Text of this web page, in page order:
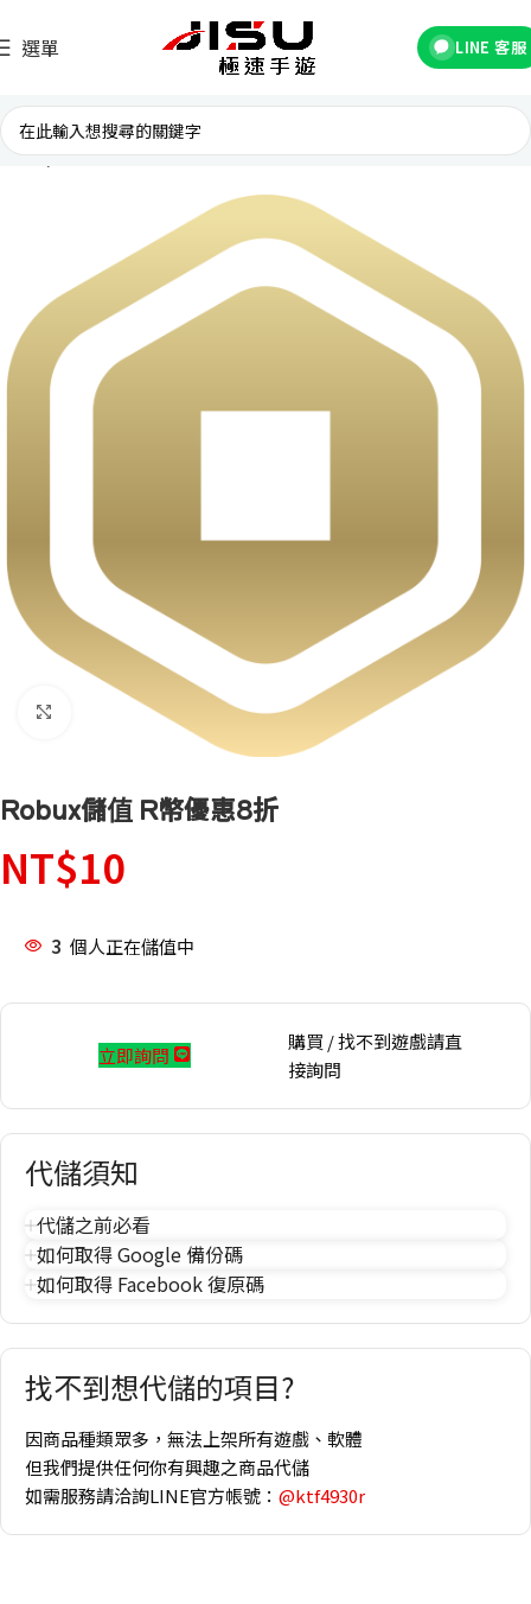
選單 LINE 客服
首頁 台灣遊戲
Robux儲值 R幣優惠8折
NT$10
3 個人正在儲值中
立即詢問
購買 / 找不到遊戲請直
接詢問
代儲須知
代儲之前必看
如何取得 Google 備份碼
如何取得 Facebook 復原碼
找不到想代儲的項目?
因商品種類眾多，無法上架所有遊戲、軟體
但我們提供任何你有興趣之商品代儲
如需服務請洽詢LINE官方帳號： @ktf4930r